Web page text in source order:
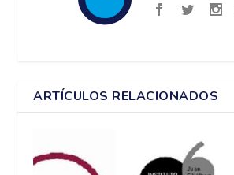
ARTÍCULOS RELACIONADOS